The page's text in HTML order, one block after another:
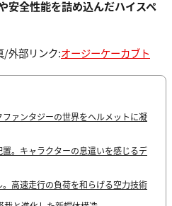
安全性能を詰め込んだハイスペ
外部リンク:オージーケーカブト
ァンタジーの世界をヘルメットに凝
。キャラクターの息遣いを感じるデ
高速走行の負荷を和らげる空力技術